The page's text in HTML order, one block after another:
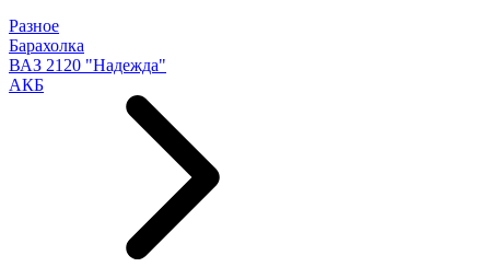
Разное
Барахолка
ВАЗ 2120 "Надежда"
АКБ